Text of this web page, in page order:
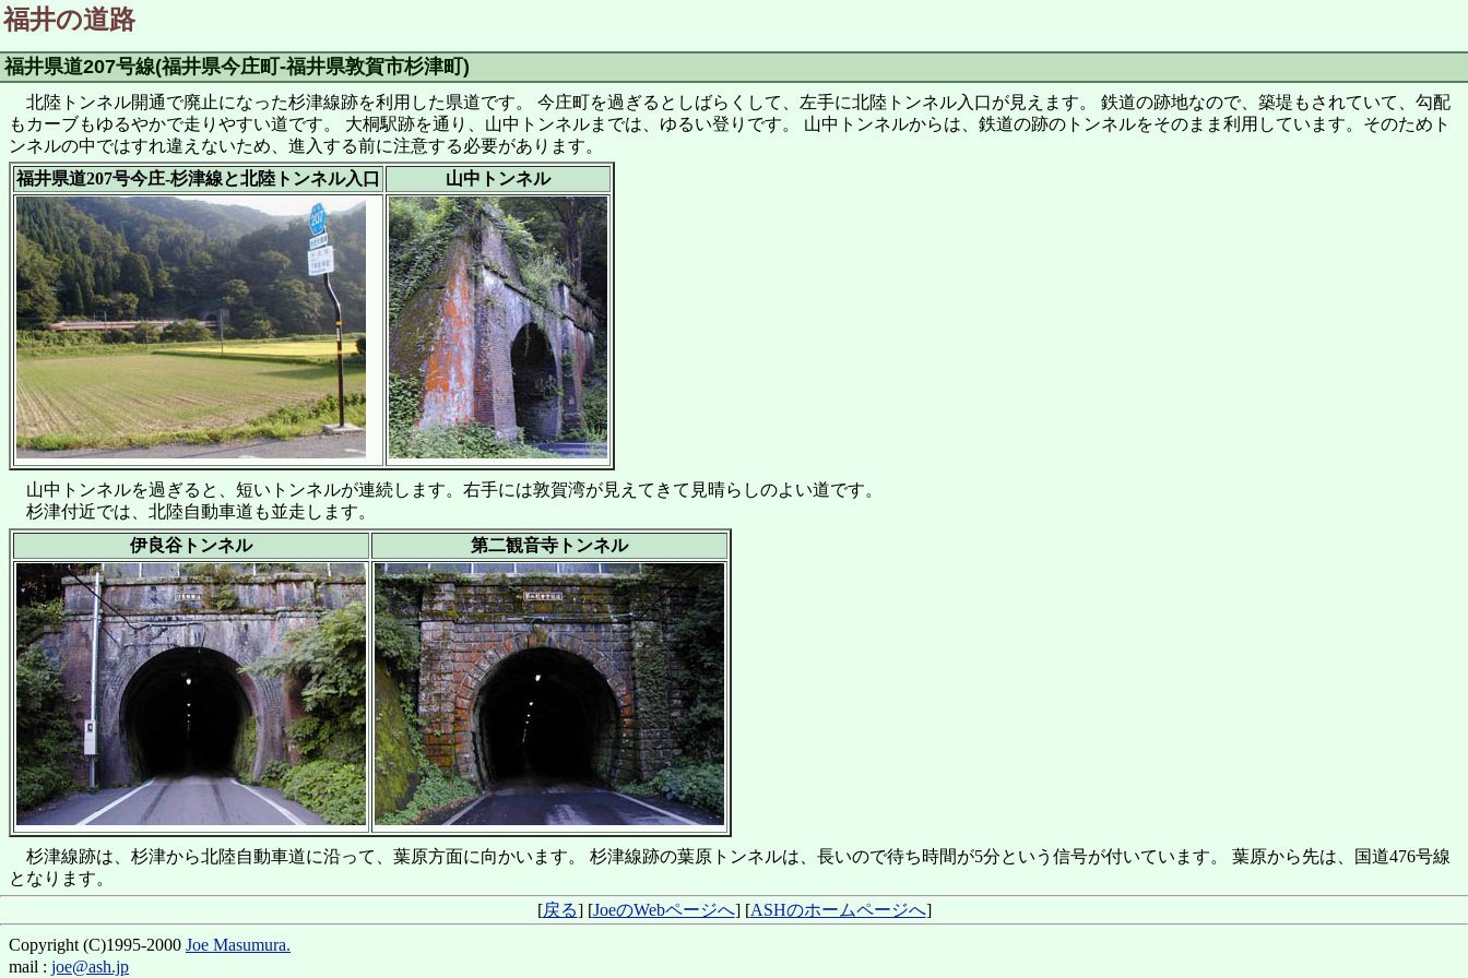
福井の道路
福井県道207号線(福井県今庄町-福井県敦賀市杉津町)
北陸トンネル開通で廃止になった杉津線跡を利用した県道です。 今庄町を過ぎるとしばらくして、左手に北陸トンネル入口が見えます。 鉄道の跡地なので、築堤もされていて、勾配
もカーブもゆるやかで走りやすい道です。 大桐駅跡を通り、山中トンネルまでは、ゆるい登りです。 山中トンネルからは、鉄道の跡のトンネルをそのまま利用しています。そのためト
ンネルの中ではすれ違えないため、進入する前に注意する必要があります。
福井県道207号今庄-杉津線と北陸トンネル入口
山中トンネル
山中トンネルを過ぎると、短いトンネルが連続します。右手には敦賀湾が見えてきて見晴らしのよい道です。
杉津付近では、北陸自動車道も並走します。
伊良谷トンネル
第二観音寺トンネル
杉津線跡は、杉津から北陸自動車道に沿って、葉原方面に向かいます。 杉津線跡の葉原トンネルは、長いので待ち時間が5分という信号が付いています。 葉原から先は、国道476号線
となります。
[戻る] [JoeのWebページへ] [ASHのホームページへ]
Copyright (C)1995-2000 Joe Masumura.
mail : joe@ash.jp